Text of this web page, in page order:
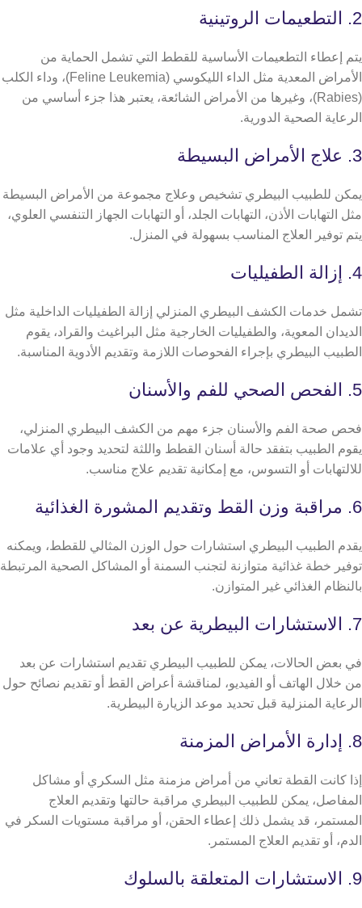
2. التطعيمات الروتينية
يتم إعطاء التطعيمات الأساسية للقطط التي تشمل الحماية من
الأمراض المعدية مثل الداء الليكوسي (Feline Leukemia)، وداء الكلب
(Rabies)، وغيرها من الأمراض الشائعة، يعتبر هذا جزء أساسي من
الرعاية الصحية الدورية.
3. علاج الأمراض البسيطة
يمكن للطبيب البيطري تشخيص وعلاج مجموعة من الأمراض البسيطة
مثل التهابات الأذن، التهابات الجلد، أو التهابات الجهاز التنفسي العلوي،
يتم توفير العلاج المناسب بسهولة في المنزل.
4. إزالة الطفيليات
تشمل خدمات الكشف البيطري المنزلي إزالة الطفيليات الداخلية مثل
الديدان المعوية، والطفيليات الخارجية مثل البراغيث والقراد، يقوم
الطبيب البيطري بإجراء الفحوصات اللازمة وتقديم الأدوية المناسبة.
5. الفحص الصحي للفم والأسنان
فحص صحة الفم والأسنان جزء مهم من الكشف البيطري المنزلي،
يقوم الطبيب بتفقد حالة أسنان القطط واللثة لتحديد وجود أي علامات
للالتهابات أو التسوس، مع إمكانية تقديم علاج مناسب.
6. مراقبة وزن القط وتقديم المشورة الغذائية
يقدم الطبيب البيطري استشارات حول الوزن المثالي للقطط، ويمكنه
توفير خطة غذائية متوازنة لتجنب السمنة أو المشاكل الصحية المرتبطة
بالنظام الغذائي غير المتوازن.
7. الاستشارات البيطرية عن بعد
في بعض الحالات، يمكن للطبيب البيطري تقديم استشارات عن بعد
من خلال الهاتف أو الفيديو، لمناقشة أعراض القط أو تقديم نصائح حول
الرعاية المنزلية قبل تحديد موعد الزيارة البيطرية.
8. إدارة الأمراض المزمنة
إذا كانت القطة تعاني من أمراض مزمنة مثل السكري أو مشاكل
المفاصل، يمكن للطبيب البيطري مراقبة حالتها وتقديم العلاج
المستمر، قد يشمل ذلك إعطاء الحقن، أو مراقبة مستويات السكر في
الدم، أو تقديم العلاج المستمر.
9. الاستشارات المتعلقة بالسلوك